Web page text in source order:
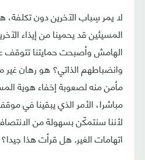
لا يمر سِباب الآخرين دون
المسيئين قد يحمينا من إيذاء
الهامش وأصبحت حمايتنا
وانضباطهم الذاتي؟ هو رهان
مأمن منه لصعوبة إخفاء هوية
مباشرا، الأمر الذي يبقينا في
لأننا سنتمكّن بسهولة من
اتهامات الغير. هل قرأت هذا